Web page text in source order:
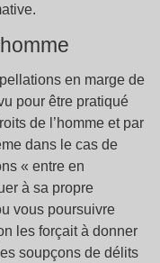
en marge de
pour être pratiqué
de l’homme et par
dans le cas de
« entre en
à sa propre
vous poursuivre
les forçait à donner
soupçons de délits